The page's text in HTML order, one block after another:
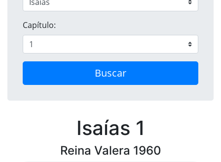
Capítulo:
Buscar
Isaías 1
Reina Valera 1960